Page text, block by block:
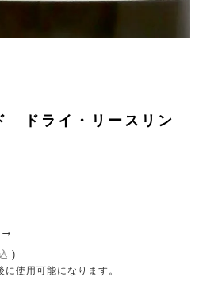
ドライ・リースリン
使用可能になります。